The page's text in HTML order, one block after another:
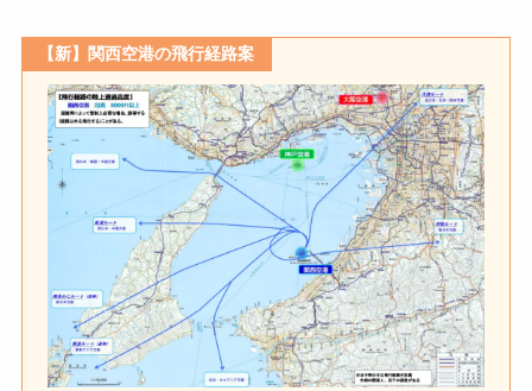
【新】関西空港の飛行経路案